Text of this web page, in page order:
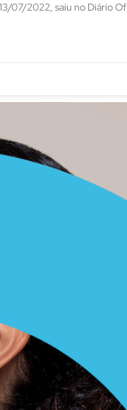
07/2022, saiu no Diário